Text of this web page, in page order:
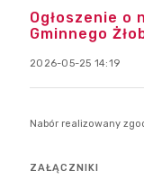
Ogłoszenie
Gminnego
2026-05-25 14:19
ZAŁĄCZNIKI